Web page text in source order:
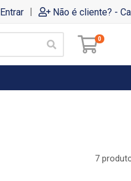
| Não é cliente? -
0
7